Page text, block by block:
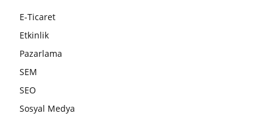
E-Ticaret
Etkinlik
Pazarlama
SEM
SEO
Sosyal Medya